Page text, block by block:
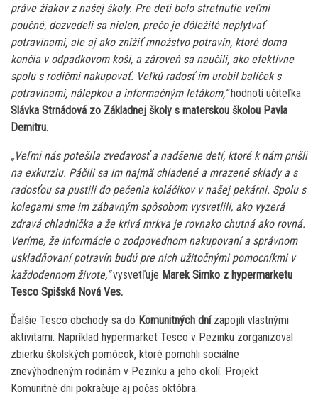
práve žiakov z našej školy. Pre deti bolo stretnutie veľmi
poučné, dozvedeli sa nielen, prečo je dôležité neplytvať
potravinami, ale aj ako znížiť množstvo potravín, ktoré doma
končia v odpadkovom koši, a zároveň sa naučili, ako efektívne
spolu s rodičmi nakupovať. Veľkú radosť im urobil balíček s
potravinami, nálepkou a informačným letákom,“hodnotí učiteľka
Slávka Strnádová zo Základnej školy s materskou školou Pavla
Demitru.
„Veľmi nás potešila zvedavosť a nadšenie detí, ktoré k nám prišli
na exkurziu. Páčili sa im najmä chladené a mrazené sklady a s
radosťou sa pustili do pečenia koláčikov v našej pekárni. Spolu s
kolegami sme im zábavným spôsobom vysvetlili, ako vyzerá
zdravá chladnička a že krivá mrkva je rovnako chutná ako rovná.
Veríme, že informácie o zodpovednom nakupovaní a správnom
uskladňovaní potravín budú pre nich užitočnými pomocníkmi v
každodennom živote,“vysvetľuje Marek Simko z hypermarketu
Tesco Spišská Nová Ves.
Ďalšie Tesco obchody sa do Komunitných dnízapojili vlastnými
aktivitami. Napríklad hypermarket Tesco v Pezinku zorganizoval
zbierku školských pomôcok, ktoré pomohli sociálne
znevýhodneným rodinám v Pezinku a jeho okolí. Projekt
Komunitné dni pokračuje aj počas októbra.